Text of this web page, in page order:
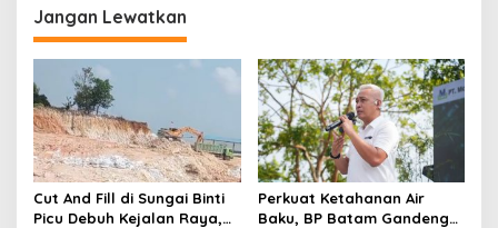
g
a
s
i
p
o
s
Jangan Lewatkan
Cut And Fill di Sungai Binti
Picu Debuh Kejalan Raya,
Perkuat Ketahanan Air
Baku, BP Batam Gandeng